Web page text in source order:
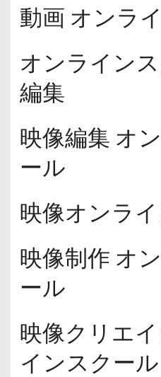
動画 オンラ
オンライン
編集
映像編集 オ
ール
映像オンラ
映像制作 オ
ール
映像クリエ
インスクール